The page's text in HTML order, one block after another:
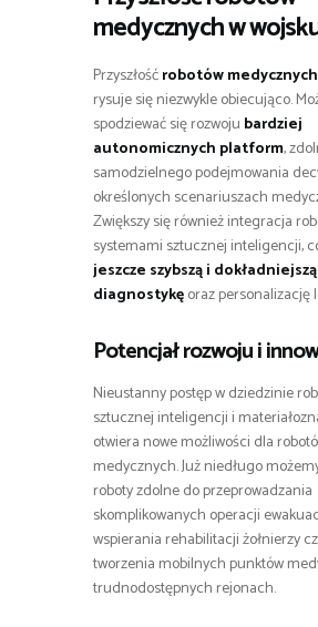
medycznych w
Przyszłośćrobotów
rysuje się niezwykle obiecująco.
spodziewać się rozwoju bardziej
autonomicznych platform,
samodzielnego podejmowania
określonych scenariuszach
Zwiększy się również integracja
systemami sztucznej inteligencji,
jeszcze szybszą i dokładniejszą
diagnostykęoraz personalizację
Potencjał rozwoju i
Nieustanny postęp w dziedzinie
sztucznej inteligencji i
otwiera nowe możliwości dla
medycznych. Już niedługo
roboty zdolne do przeprowadzania
skomplikowanych operacji
wspierania rehabilitacji żołnierzy
tworzenia mobilnych punktów
trudnodostępnych rejonach.